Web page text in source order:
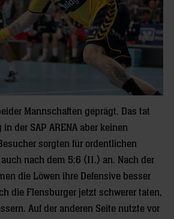
Mannschaften geprägt. Das tat
der SAP ARENA aber keinen
sorgten für ordentlichen
nach dem 5:6 (11.) an. Nach der
die Löwen ihre Defensive besser
die Flensburger jetzt schwerer taten,
Auf der anderen Seite nutzte vor